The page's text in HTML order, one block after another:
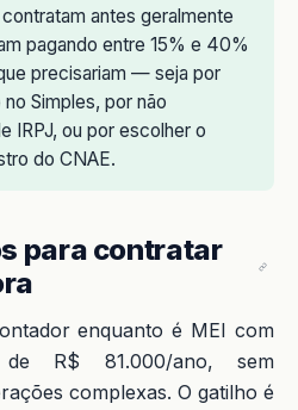
antes geralmente
pagando entre 15% e 40%
precisariam — seja por
Simples, por não
IRPJ, ou por escolher o
do CNAE.
para contratar
enquanto é MEI com
de R$ 81.000/ano, sem
complexas. O gatilho é